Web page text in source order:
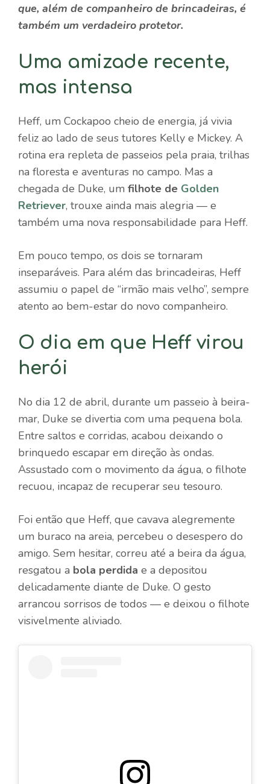
que, além de companheiro de brincadeiras, é
também um verdadeiro protetor.
Uma amizade recente,
mas intensa
Heff, um Cockapoo cheio de energia, já vivia
feliz ao lado de seus tutores Kelly e Mickey. A
rotina era repleta de passeios pela praia, trilhas
na floresta e aventuras no campo. Mas a
chegada de Duke, um filhote de Golden
Retriever, trouxe ainda mais alegria — e
também uma nova responsabilidade para Heff.
Em pouco tempo, os dois se tornaram
inseparáveis. Para além das brincadeiras, Heff
assumiu o papel de “irmão mais velho”, sempre
atento ao bem-estar do novo companheiro.
O dia em que Heff virou
herói
No dia 12 de abril, durante um passeio à beira-
mar, Duke se divertia com uma pequena bola.
Entre saltos e corridas, acabou deixando o
brinquedo escapar em direção às ondas.
Assustado com o movimento da água, o filhote
recuou, incapaz de recuperar seu tesouro.
Foi então que Heff, que cavava alegremente
um buraco na areia, percebeu o desespero do
amigo. Sem hesitar, correu até a beira da água,
resgatou a bola perdida e a depositou
delicadamente diante de Duke. O gesto
arrancou sorrisos de todos — e deixou o filhote
visivelmente aliviado.